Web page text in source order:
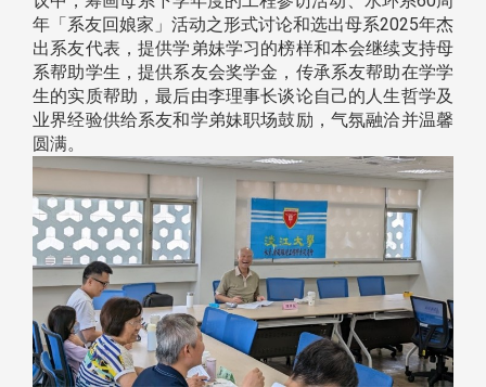
年「系友回娘家」活动之形式讨论和选出母系2025年杰
出系友代表，提供学弟妹学习的榜样和本会继续支持母
系帮助学生，提供系友会奖学金，传承系友帮助在学学
生的实质帮助，最后由李理事长谈论自己的人生哲学及
业界经验供给系友和学弟妹职场鼓励，气氛融洽并温馨
圆满。